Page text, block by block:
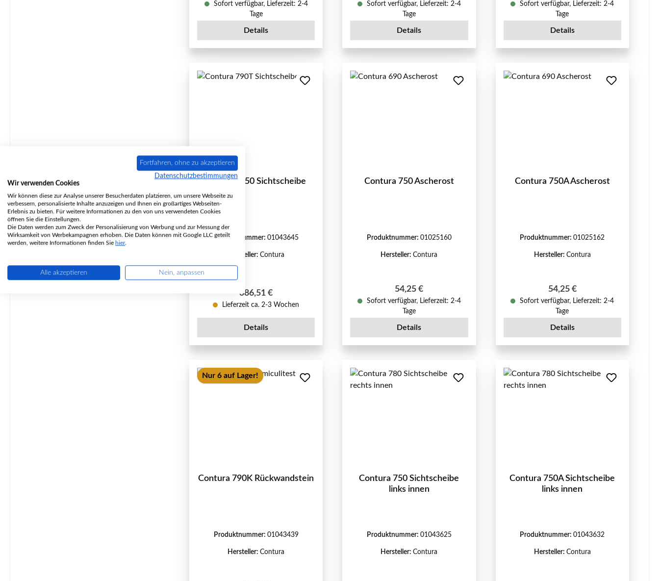
Sofort verfügbar, Lieferzeit: 2-4
Tage
Details
Sofort verfügbar, Lieferzeit: 2-4
Tage
Details
Sofort verfügbar, Lieferzeit: 2-4
Tage
Details
Contura 750 Sichtscheibe
Produktnummer: 01043645
Hersteller:Contura
Regulärer Preis:
386,51 €
Lieferzeit ca. 2-3 Wochen
Details
Contura 750 Ascherost
Produktnummer: 01025160
Hersteller:Contura
Regulärer Preis:
54,25 €
Sofort verfügbar, Lieferzeit: 2-4
Tage
Details
Contura 750A Ascherost
Produktnummer:01025162
Hersteller: Contura
Regulärer Preis:
54,25 €
Sofort verfügbar, Lieferzeit: 2-4
Tage
Details
Nur 6 auf Lager!
Contura 790K Rückwandstein
Produktnummer: 01043439
Hersteller:Contura
Contura 750 Sichtscheibe
links innen
Produktnummer: 01043625
Hersteller:Contura
Contura 750A Sichtscheibe
links innen
Produktnummer:01043632
Hersteller: Contura
Fortfahren, ohne zu akzeptieren
Datenschutzbestimmungen
Wir verwenden Cookies
Wir können diese zur Analyse unserer Besucherdaten platzieren, um unsere Webseite zu
verbessern, personalisierte Inhalte anzuzeigen und Ihnen ein großartiges Webseiten-
Erlebnis zu bieten. Für weitere Informationen zu den von uns verwendeten Cookies
öffnen Sie die Einstellungen.
Die Daten werden zum Zweck der Personalisierung von Werbung und zur Messung der
Wirksamkeit von Werbekampagnen erhoben. Die Daten können mit Google LLC geteilt
werden, weitere Informationen finden Sie hier.
Alle akzeptieren Nein, anpassen